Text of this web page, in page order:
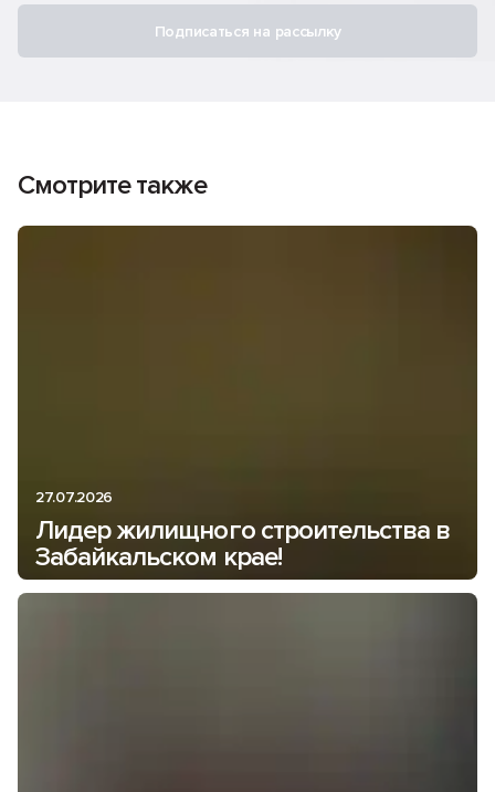
Подписаться на рассылку
Смотрите также
27.07.2026
Лидер жилищного строительства в
Забайкальском крае!